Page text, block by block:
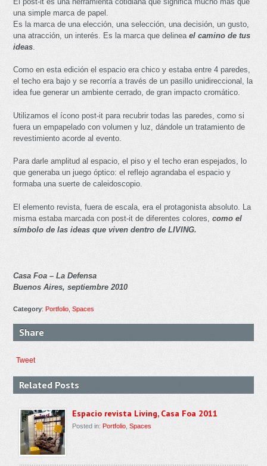
una simple marca de papel.
Es la marca de una elección, una selección, una decisión, un gusto,
una atracción, un interés. Es la marca que delineael camino de tus
ideas
Como en esta edición el espacio era chico y estaba entre 4 paredes,
el techo era bajo y se recorría a través de un pasillo unidireccional, la
idea fue generar un ambiente cerrado, de gran impacto cromático.
Utilizamos el ícono post-it para recubrir todas las paredes, como si
fuera un empapelado con volumen y luz, dándole un tratamiento de
revestimiento acorde al evento.
Para darle amplitud al espacio, el piso y el techo eran espejados, lo
que generaba un juego óptico: el reflejo agrandaba el espacio y
formaba una suerte de caleidoscopio.
El elemento revista, fuera de escala, era el protagonista absoluto. La
misma estaba marcada con post-it de diferentes colores,como el
símbolo de las ideas que viven dentro de LIVING.
Casa Foa – La Defensa
Buenos Aires, septiembre 2010
Category: Portfolio ,Spaces
Share
Tweet
Related Posts
Espacio revista Living, Casa Foa 2011
Posted in:Portfolio ,Spaces